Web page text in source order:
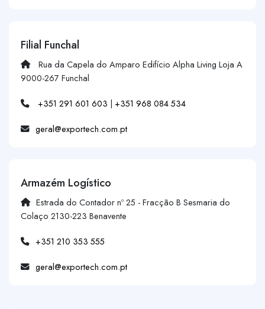
Filial Funchal
Rua da Capela do Amparo Edifício Alpha Living Loja A
9000-267 Funchal
+351 291 601 603 | +351 968 084 534
geral@exportech.com.pt
Armazém Logístico
Estrada do Contador nº 25 - Fracção B Sesmaria do
Colaço 2130-223 Benavente
+351 210 353 555
geral@exportech.com.pt